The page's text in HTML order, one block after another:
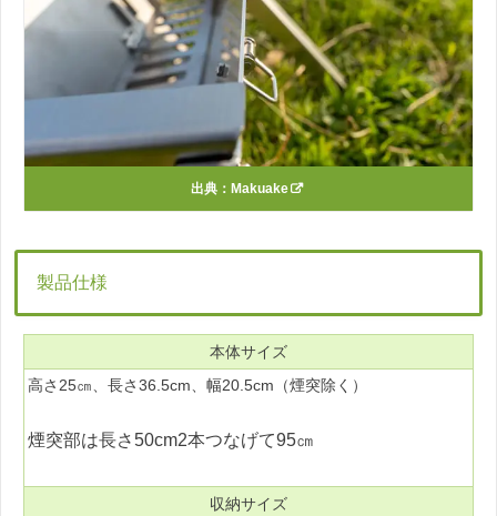
出典： Makuake
製品仕様
本体サイズ
高さ25㎝、長さ36.5cm、幅20.5cm（煙突除く）
煙突部は長さ50cm2本つなげて95㎝
収納サイズ